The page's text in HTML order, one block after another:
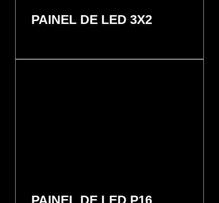
PAINEL DE LED 3X2